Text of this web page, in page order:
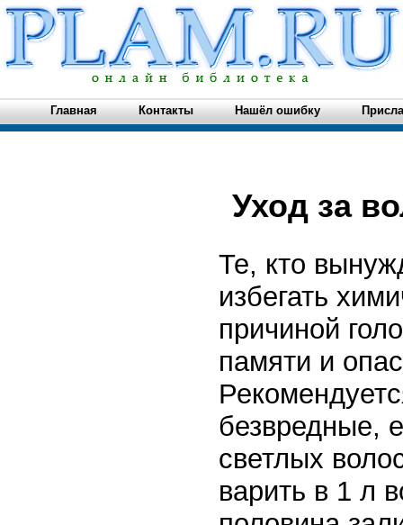
Главная Контакты Нашёл ошибку
Уход за
Те, кто
избегать
причиной
памяти и
безвредные,
светлых
варить в 1 л